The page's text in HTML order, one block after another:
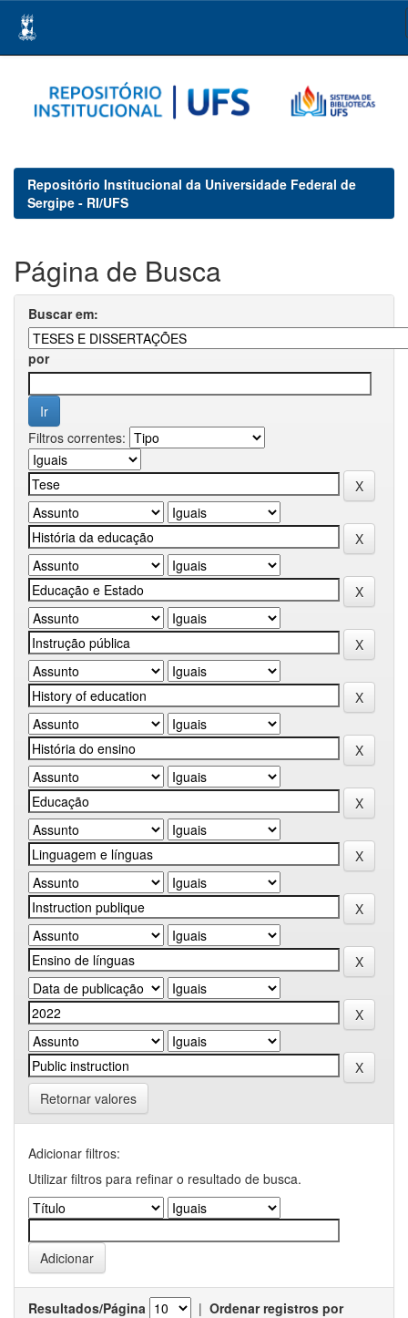
navigation
Repositório Institucional da Universidade Federal de
Sergipe - RI/UFS
Página de Busca
Buscar em:
por
Filtros correntes:
Retornar valores
Adicionar filtros:
Utilizar filtros para refinar o resultado de busca.
Resultados/Página | Ordenar registros por